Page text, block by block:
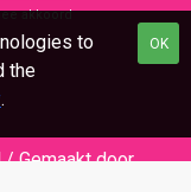
akkoord
Gemaakt door
OK
to
the
.